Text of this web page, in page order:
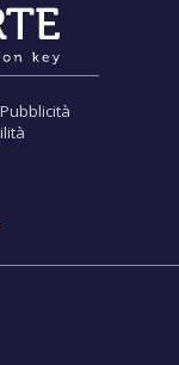
Pubblicità